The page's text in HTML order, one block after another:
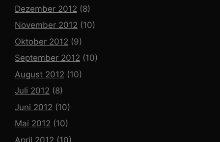
Dezember 2012 (8)
November 2012 (10)
Oktober 2012 (9)
September 2012 (10)
August 2012 (10)
Juli 2012 (8)
Juni 2012 (10)
Mai 2012 (10)
April 2012 (10)